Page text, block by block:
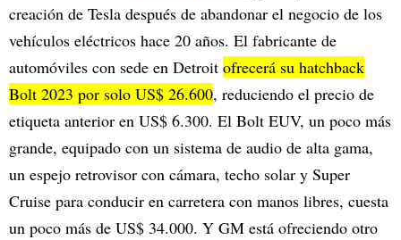
creación de Tesla después de abandonar el negocio de los
vehículos eléctricos hace 20 años. El fabricante de
automóviles con sede en Detroit ofrecerá su hatchback
Bolt 2023 por solo US$ 26.600, reduciendo el precio de
etiqueta anterior en US$ 6.300. El Bolt EUV, un poco más
grande, equipado con un sistema de audio de alta gama,
un espejo retrovisor con cámara, techo solar y Super
Cruise para conducir en carretera con manos libres, cuesta
un poco más de US$ 34.000. Y GM está ofreciendo otro